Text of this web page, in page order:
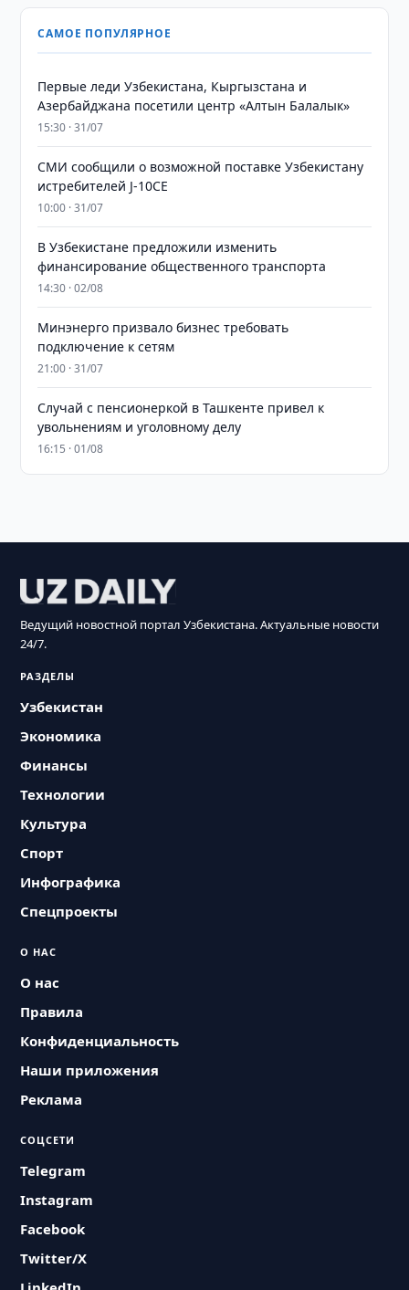
САМОЕ ПОПУЛЯРНОЕ
Первые леди Узбекистана, Кыргызстана и
Азербайджана посетили центр «Алтын Балалык»
15:30 · 31/07
СМИ сообщили о возможной поставке Узбекистану
истребителей J-10CE
10:00 · 31/07
В Узбекистане предложили изменить
финансирование общественного транспорта
14:30 · 02/08
Минэнерго призвало бизнес требовать
подключение к сетям
21:00 · 31/07
Случай с пенсионеркой в Ташкенте привел к
увольнениям и уголовному делу
16:15 · 01/08
Ведущий новостной портал Узбекистана. Актуальные новости
24/7.
РАЗДЕЛЫ
Узбекистан
Экономика
Финансы
Технологии
Культура
Спорт
Инфографика
Спецпроекты
О НАС
О нас
Правила
Конфиденциальность
Наши приложения
Реклама
СОЦСЕТИ
Telegram
Instagram
Facebook
Twitter/X